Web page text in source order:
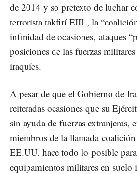
de 2014 y so pretexto de luchar
terrorista takfirí EIIL, la
infinidad de ocasiones, ataques
posiciones de las fuerzas
iraquíes.
A pesar de que el Gobierno de
reiteradas ocasiones que su
sin ayuda de fuerzas extranjeras,
miembros de la llamada
EE.UU. hace todo lo posible
equipamientos militares en suelo